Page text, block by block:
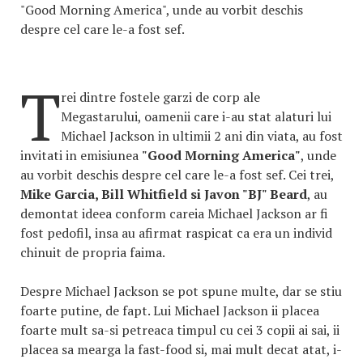
"Good Morning America", unde au vorbit deschis
despre cel care le-a fost sef.
Trei dintre fostele garzi de corp ale
Megastarului, oamenii care i-au stat alaturi lui
Michael Jackson in ultimii 2 ani din viata, au fost
invitati in emisiunea "Good Morning America", unde
au vorbit deschis despre cel care le-a fost sef. Cei trei,
Mike Garcia, Bill Whitfield si Javon "BJ" Beard, au
demontat ideea conform careia Michael Jackson ar fi
fost pedofil, insa au afirmat raspicat ca era un individ
chinuit de propria faima.
Despre Michael Jackson se pot spune multe, dar se stiu
foarte putine, de fapt. Lui Michael Jackson ii placea
foarte mult sa-si petreaca timpul cu cei 3 copii ai sai, ii
placea sa mearga la fast-food si, mai mult decat atat, i-